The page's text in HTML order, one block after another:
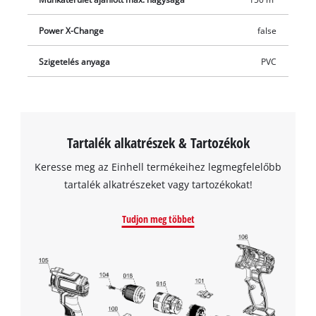
csatlakozókat és a rögzítőkampókat külön vásárolhatja meg.
Power X-Change false
Szigetelés anyaga PVC
Tartalék alkatrészek & Tartozékok
Keresse meg az Einhell termékeihez legmegfelelőbb
tartalék alkatrészeket vagy tartozékokat!
Tudjon meg többet